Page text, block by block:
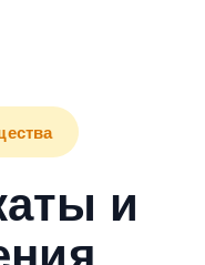
и